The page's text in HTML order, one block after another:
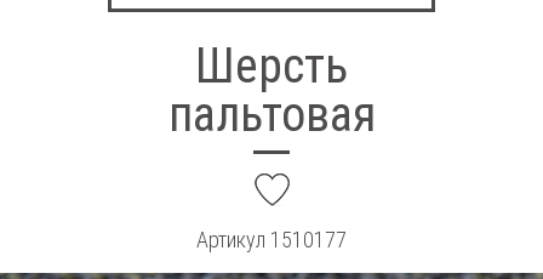
Шерсть
пальтовая
Артикул 1510177